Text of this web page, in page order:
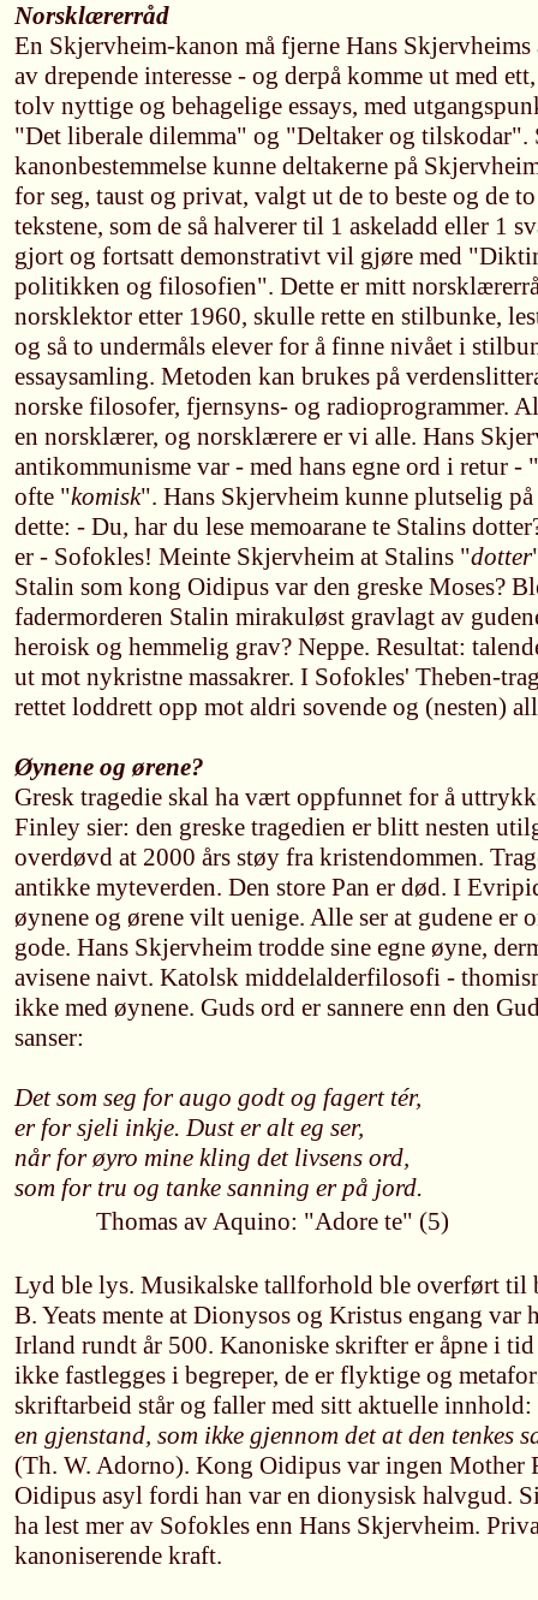
Norsklærerråd
En Skjervheim-kanon må fjerne Hans
av drepende interesse - og derpå komme ut med
tolv nyttige og behagelige essays, med
"Det liberale dilemma" og "Deltaker og tilskodar".
kanonbestemmelse kunne deltakerne på
for seg, taust og privat, valgt ut de to beste og de
tekstene, som de så halverer til 1 askeladd eller 1
gjort og fortsatt demonstrativt vil gjøre med
politikken og filosofien". Dette er mitt
norsklektor etter 1960, skulle rette en stilbunke,
og så to undermåls elever for å finne nivået i
essaysamling. Metoden kan brukes på
norske filosofer, fjernsyns- og radioprogrammer.
en norsklærer, og norsklærere er vi alle. Hans
antikommunisme var - med hans egne ord i retur - "
ofte "komisk". Hans Skjervheim kunne plutselig på
dette: - Du, har du lese memoarane te Stalins
er - Sofokles! Meinte Skjervheim at Stalins "dotter
Stalin som kong Oidipus var den greske Moses?
fadermorderen Stalin mirakuløst gravlagt av
heroisk og hemmelig grav? Neppe. Resultat:
ut mot nykristne massakrer. I Sofokles' Theben-
rettet loddrett opp mot aldri sovende og (nesten)
Øynene og ørene?
Gresk tragedie skal ha vært oppfunnet for å
Finley sier: den greske tragedien er blitt nesten
overdøvd at 2000 års støy fra kristendommen.
antikke myteverden. Den store Pan er død. I
øynene og ørene vilt uenige. Alle ser at gudene er
gode. Hans Skjervheim trodde sine egne øyne,
avisene naivt. Katolsk middelalderfilosofi -
ikke med øynene. Guds ord er sannere enn den
sanser:
Det som seg for augo godt og fagert tér,
er for sjeli inkje. Dust er alt eg ser,
når for øyro mine kling det livsens ord,
som for tru og tanke sanning er på jord.
Thomas av Aquino: "Adore te" (5)
Lyd ble lys. Musikalske tallforhold ble overført til
B. Yeats mente at Dionysos og Kristus engang
Irland rundt år 500. Kanoniske skrifter er åpne i
ikke fastlegges i begreper, de er flyktige og
skriftarbeid står og faller med sitt aktuelle
en gjenstand, som ikke gjennom det at den tenkes
(Th. W. Adorno). Kong Oidipus var ingen Mother
Oidipus asyl fordi han var en dionysisk halvgud.
ha lest mer av Sofokles enn Hans Skjervheim.
kanoniserende kraft.